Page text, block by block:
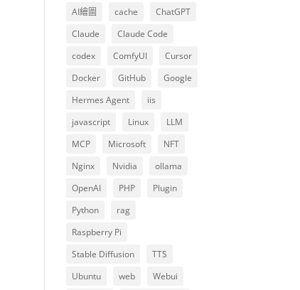
AI繪圖
cache
ChatGPT
Claude
Claude Code
codex
ComfyUI
Cursor
Docker
GitHub
Google
Hermes Agent
iis
javascript
Linux
LLM
MCP
Microsoft
NFT
Nginx
Nvidia
ollama
OpenAI
PHP
Plugin
Python
rag
Raspberry Pi
Stable Diffusion
TTS
Ubuntu
web
Webui